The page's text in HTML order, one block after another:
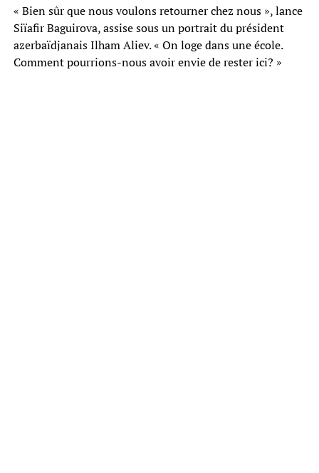
« Bien sûr que nous voulons retourner chez nous », lance
Siïafir Baguirova, assise sous un portrait du président
azerbaïdjanais Ilham Aliev. « On loge dans une école.
Comment pourrions-nous avoir envie de rester ici? »